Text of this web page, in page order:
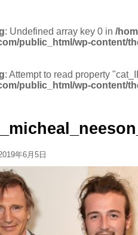
: Undefined array key 0 in /
public_html/wp-content/
: Attempt to read property
public_html/wp-content/
年6月5日